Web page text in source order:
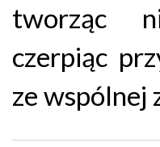
tworząc
czerpiąc
ze wspólnej